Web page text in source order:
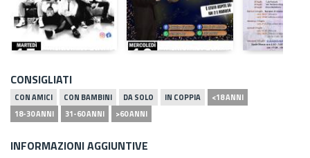
CONSIGLIATI
CON AMICI CON BAMBINI DA SOLO IN COPPIA
<18 ANNI
18-30 ANNI
31-60 ANNI >60 ANNI
INFORMAZIONI AGGIUNTIVE